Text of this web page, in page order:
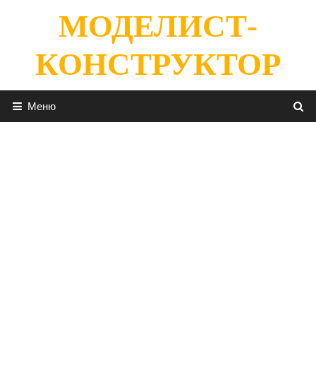
содержимомуМОДЕЛИСТ-
КОНСТРУКТОР
Меню